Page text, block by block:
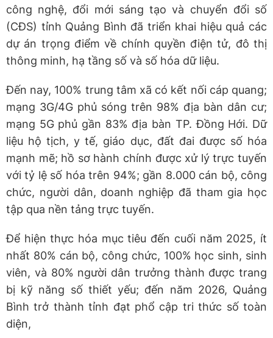
công nghệ, đổi mới sáng tạo và chuyển đổi số
(CĐS) tỉnh Quảng Bình đã triển khai hiệu quả các
dự án trọng điểm về chính quyền điện tử, đô thị
thông minh, hạ tầng số và số hóa dữ liệu.
Đến nay, 100% trung tâm xã có kết nối cáp quang;
mạng 3G/4G phủ sóng trên 98% địa bàn dân cư;
mạng 5G phủ gần 83% địa bàn TP. Đồng Hới. Dữ
liệu hộ tịch, y tế, giáo dục, đất đai được số hóa
mạnh mẽ; hồ sơ hành chính được xử lý trực tuyến
với tỷ lệ số hóa trên 94%; gần 8.000 cán bộ, công
chức, người dân, doanh nghiệp đã tham gia học
tập qua nền tảng trực tuyến.
Để hiện thực hóa mục tiêu đến cuối năm 2025, ít
nhất 80% cán bộ, công chức, 100% học sinh, sinh
viên, và 80% người dân trưởng thành được trang
bị kỹ năng số thiết yếu; đến năm 2026, Quảng
Bình trở thành tỉnh đạt phổ cập tri thức số toàn
diện,